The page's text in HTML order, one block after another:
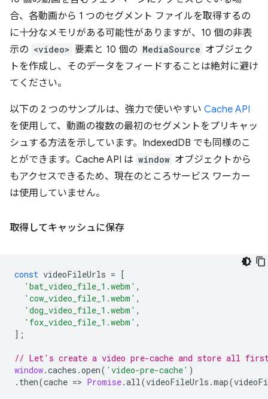
合、各動画から 1 つのセグメント ファイルを取得するの
に十分なメモリがある可能性がありますが、10 個の非表
示の <video> 要素と 10 個の MediaSource オブジェク
トを作成し、そのデータをフィードすることは絶対に避け
てください。
以下の 2 つのサンプルは、強力で使いやすい Cache API
を使用して、動画の複数の最初のセグメントをプリキャッ
シュする方法を示しています。IndexedDB でも同様のこ
とができます。Cache API は window オブジェクトから
もアクセスできるため、現在のところサービス ワーカー
は使用していません。
取得してキャッシュに保存
const videoFileUrls = [
'bat_video_file_1.webm' ,
'cow_video_file_1.webm' ,
'dog_video_file_1.webm' ,
'fox_video_file_1.webm' ,
];
// Let's create a video pre-cache and store all first
window.caches .open( 'video-pre-cache' )
. then(cache => Promise.all(videoFileUrls .map(